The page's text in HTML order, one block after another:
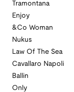
Tramontana
Enjoy
&Co Woman
Nukus
Law Of The Sea
Cavallaro Napoli
Ballin
Only